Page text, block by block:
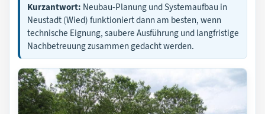
Kurzantwort: Neubau-Planung und Systemaufbau in
Neustadt (Wied) funktioniert dann am besten, wenn
technische Eignung, saubere Ausführung und langfristige
Nachbetreuung zusammen gedacht werden.